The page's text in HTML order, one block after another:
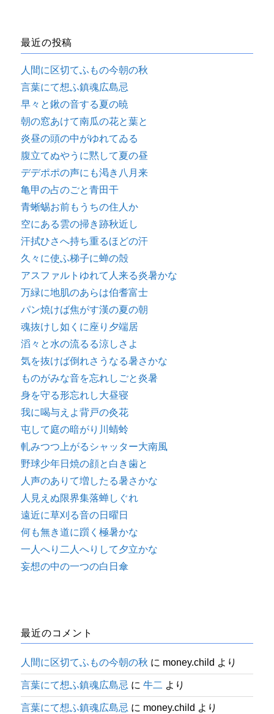
最近の投稿
人間に区切てふもの今朝の秋
言葉にて想ふ鎮魂広島忌
早々と鍬の音する夏の暁
朝の窓あけて南瓜の花と葉と
炎昼の頭の中がゆれてゐる
腹立てぬやうに黙して夏の昼
デデポポの声にも渇き八月来
亀甲の占のごと青田干
青蜥蜴お前もうちの住人か
空にある雲の掃き跡秋近し
汗拭ひさへ持ち重るほどの汗
久々に使ふ梯子に蝉の殻
アスファルトゆれて人来る炎暑かな
万緑に地肌のあらは伯耆富士
パン焼けば焦がす漢の夏の朝
魂抜けし如くに座り夕端居
滔々と水の流るる涼しさよ
気を抜けば倒れさうなる暑さかな
ものがみな音を忘れしごと炎暑
身を守る形忘れし大昼寝
我に喝与えよ背戸の灸花
屯して庭の暗がり川蜻蛉
軋みつつ上がるシャッター大南風
野球少年日焼の顔と白き歯と
人声のありて増したる暑さかな
人見えぬ限界集落蝉しぐれ
遠近に草刈る音の日曜日
何も無き道に躓く極暑かな
一人へり二人へりして夕立かな
妄想の中の一つの白日傘
最近のコメント
人間に区切てふもの今朝の秋 に money.child より
言葉にて想ふ鎮魂広島忌 に牛二 より
言葉にて想ふ鎮魂広島忌 に money.child より